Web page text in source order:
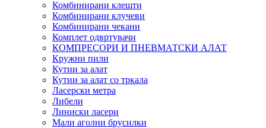
Комбинирани клешти
Комбинирани клучеви
Комбинирани чекани
Комплет одвртувачи
КОМПРЕСОРИ И ПНЕВМАТСКИ АЛАТ
Кружни пили
Кутии за алат
Кутии за алат со тркала
Ласерски метра
Либели
Линиски ласери
Мали аголни брусилки